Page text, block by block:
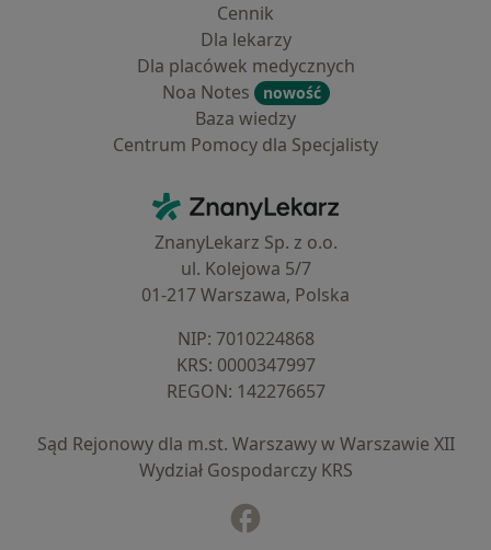
Cennik
Dla lekarzy
Dla placówek medycznych
Noa Notes
nowość
Baza wiedzy
Centrum Pomocy dla Specjalisty
ZnanyLekarz - Strona główna
ZnanyLekarz Sp. z o.o.
ul. Kolejowa 5/7
01-217 Warszawa, Polska
NIP: ⁠7010224868
KRS: ⁠0000347997
REGON: ⁠142276657
Sąd Rejonowy dla m.st. Warszawy w Warszawie XII
Wydział Gospodarczy KRS